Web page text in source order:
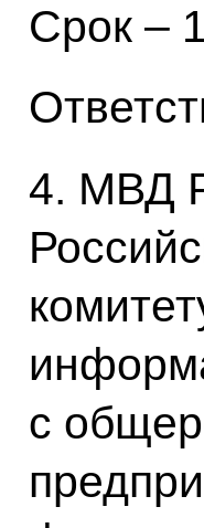
Срок –
4. МВД
с